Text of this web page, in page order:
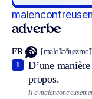
adverbe
FR [malɑ̃kɔ̃tʀøzmɑ̃]
D’une
propos.
1
Il a